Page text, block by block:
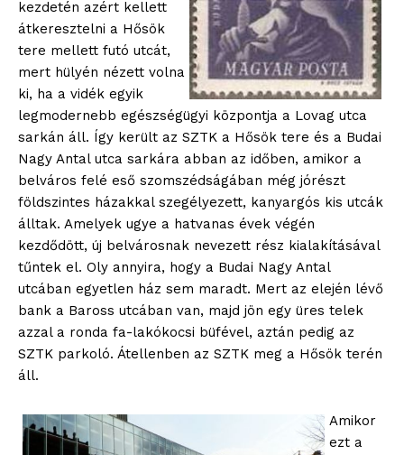
kezdetén azért kellett
átkeresztelni a Hősök
tere mellett futó utcát,
mert hülyén nézett volna
ki, ha a vidék egyik
legmodernebb egészségügyi központja a Lovag utca
sarkán áll. Így került az SZTK a Hősök tere és a Budai
Nagy Antal utca sarkára abban az időben, amikor a
belváros felé eső szomszédságában még jórészt
földszintes házakkal szegélyezett, kanyargós kis utcák
álltak. Amelyek ugye a hatvanas évek végén
kezdődött, új belvárosnak nevezett rész kialakításával
tűntek el. Oly annyira, hogy a Budai Nagy Antal
utcában egyetlen ház sem maradt. Mert az elején lévő
bank a Baross utcában van, majd jön egy üres telek
azzal a ronda fa-lakókocsi büfével, aztán pedig az
SZTK parkoló. Átellenben az SZTK meg a Hősök terén
áll.
Amikor
ezt a